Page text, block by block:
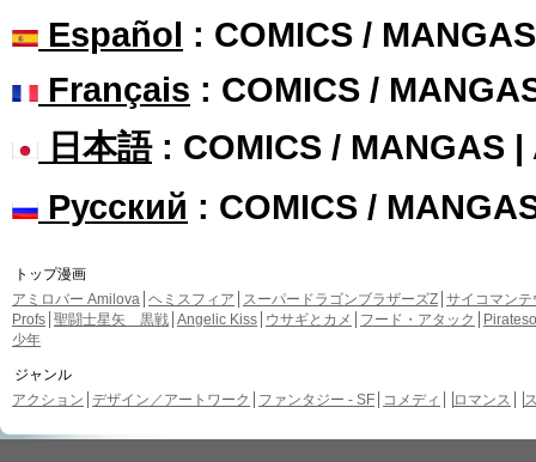
Español : COMICS /
Français : COMICS /
日本語: COMICS / MANGAS |
Русский : COMICS /
トップ漫画
アミロバー Amilova ヘミスフィア スーパードラゴンブラザーズZ サイコマンテ
Profs 聖闘士星矢 黒戦 Angelic Kiss ウサギとカメ フード・アタック
少年
ジャンル
アクション デザイン／アートワーク ファンタジー - SF コメディ ロマンス